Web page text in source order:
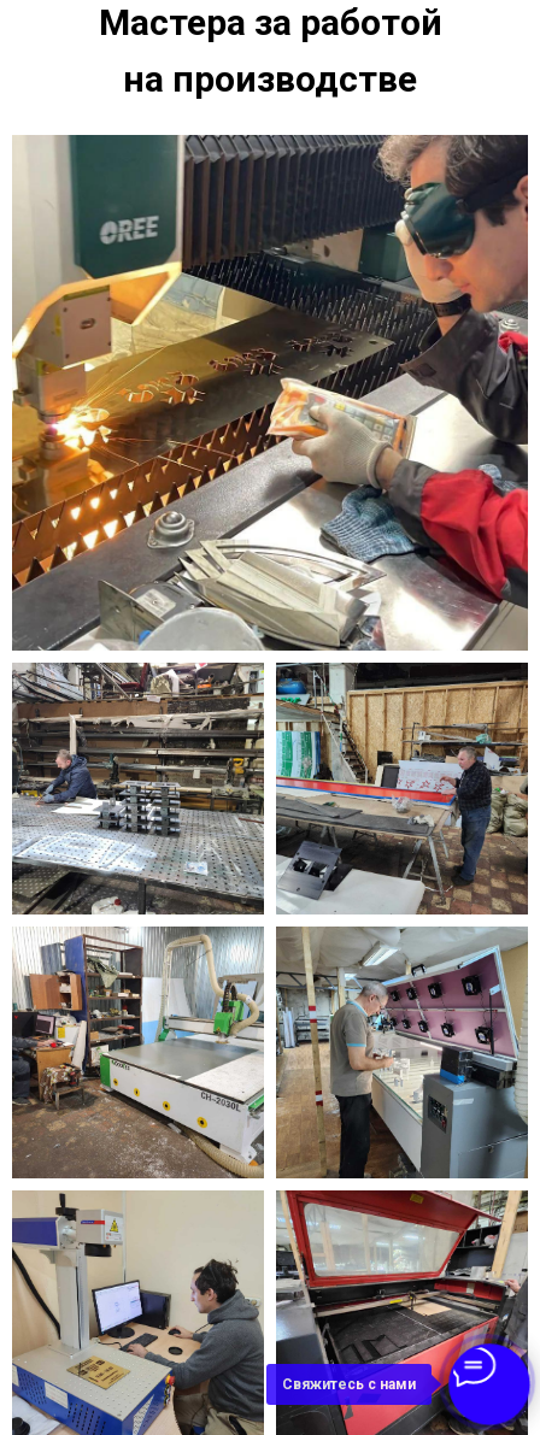
Свяжитесь с нами
Мастера за работой
на производстве